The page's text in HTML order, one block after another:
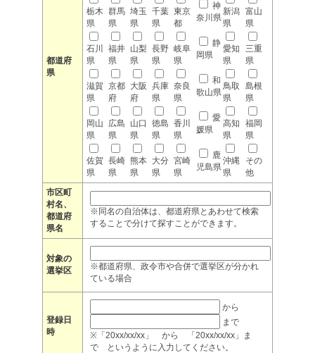
都道府
県
栃木
県
群馬
県
埼玉
県
千葉
県
東京
都
神
奈川県
新潟
県
富山
県
石川
県
福井
県
山梨
県
長野
県
岐阜
県
静
岡県
愛知
県
三重
県
滋賀
県
京都
府
大阪
府
兵庫
県
奈良
県
和
歌山県
鳥取
県
島根
県
岡山
県
広島
県
山口
県
徳島
県
香川
県
愛
媛県
高知
県
福岡
県
佐賀
県
長崎
県
熊本
県
大分
県
宮崎
県
鹿
児島県
沖縄
県
その
他
市区町
村名、
都道府
県名
※同名の自治体は、都道府県とあわせて検索
することで分けて探すことができます。
対象の
選挙区
※都道府県、政令市や合併で選挙区が分かれ
ている場合
登録日
時
から
まで
※「20xx/xx/xx」 から 「20xx/xx/xx」ま
で というように入力してください。